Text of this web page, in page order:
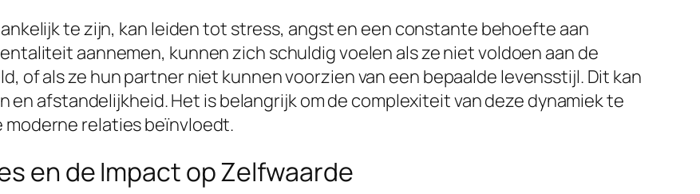
te zijn, kan leiden tot stress, angst en een constante behoefte aan
aannemen, kunnen zich schuldig voelen als ze niet voldoen aan de
of als ze hun partner niet kunnen voorzien van een bepaalde levensstijl. Dit kan
afstandelijkheid. Het is belangrijk om de complexiteit van deze dynamiek te
relaties beïnvloedt.
en de Impact op Zelfwaarde